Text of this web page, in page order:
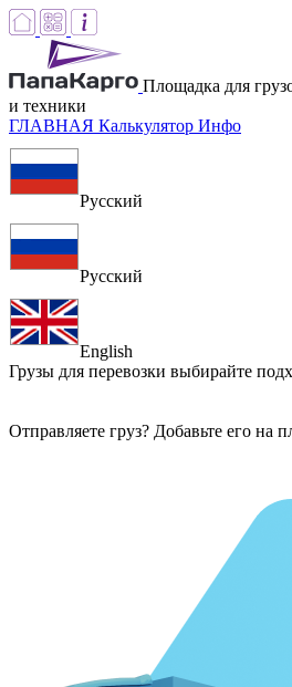
Площадка для
и техники
ГЛАВНАЯ Калькулятор Инфо
Русский
Русский
English
Грузы для перевозки выбирайте
Отправляете груз? Добавьте его на